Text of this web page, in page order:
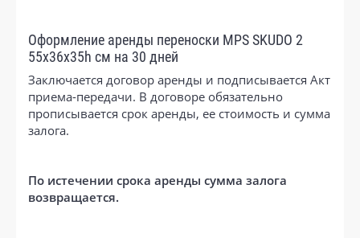
Оформление аренды переноски MPS SKUDO 2
55х36х35h см на 30 дней
Заключается договор аренды и подписывается Акт
приема-передачи. В договоре обязательно
прописывается срок аренды, ее стоимость и сумма
залога.
По истечении срока аренды сумма залога
возвращается.